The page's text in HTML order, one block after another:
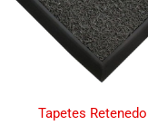
Tapetes